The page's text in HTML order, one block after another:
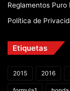
Reglamentos Puro
Política de
Etiquetas
2015 2016